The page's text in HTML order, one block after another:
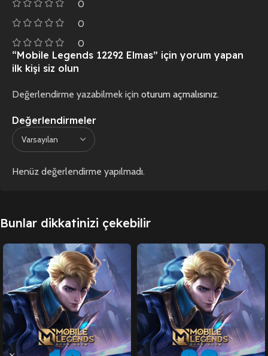
0
0
0
Değerlendirmeler
Henüz değerlendirme yapılmadı.
“Mobile Legends 12292 Elmas” için yorum yapan
ilk kişi siz olun
Değerlendirme yazabilmek için oturum açmalısınız.
Bunlar dikkatinizi çekebilir